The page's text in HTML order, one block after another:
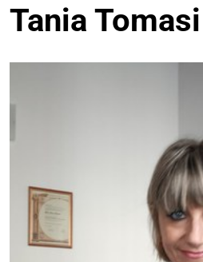
Tania Tomasi